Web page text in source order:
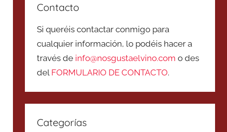
Contacto
Si queréis contactar conmigo para
cualquier información, lo podéis hacer a
través de info@nosgustaelvino.com o des
del FORMULARIO DE CONTACTO.
Categorías